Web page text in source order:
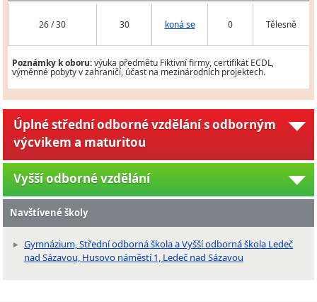
26 / 30 30 koná se 0 Tělesně
Poznámky k oboru:výuka předmětu Fiktivní firmy, certifikát ECDL,
výměnné pobyty v zahraničí, účast na mezinárodních projektech.
Úplné střední odborné vzdělání s odborným
výcvikem a maturitou
Vyšší odborné vzdělání
Navštívené školy
Gymnázium, Střední odborná škola a Vyšší odborná škola Ledeč
nad Sázavou, Husovo náměstí 1, Ledeč nad Sázavou